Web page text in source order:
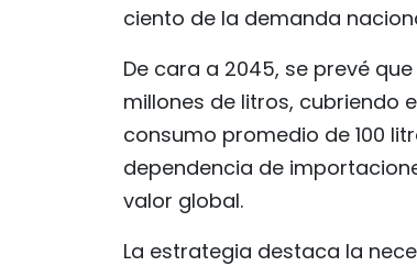
ciento de la demanda
De cara a 2045, se prevé
millones de litros, cubriendo
consumo promedio de 100
dependencia de
valor global.
La estrategia destaca la